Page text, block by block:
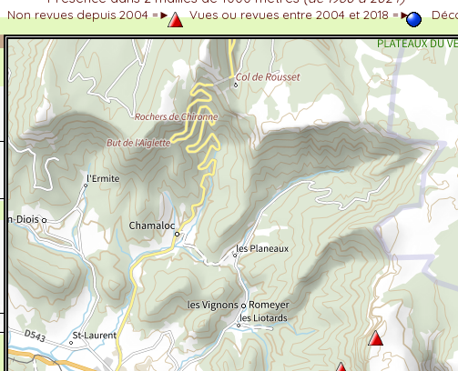
Alpes
et cotations UICN)
Non revues depuis 2004 =► Vues ou revues entre 2004 et 2018 =►